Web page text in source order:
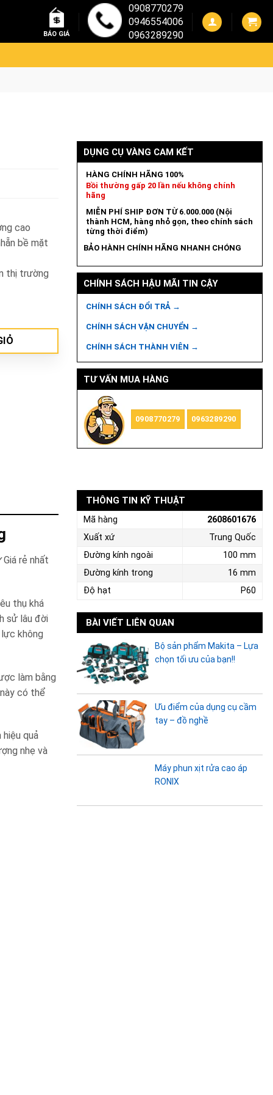
BÁO GIÁ
0908770279
0946554006
0963289290
cao
bề mặt
thị trường
DỤNG CỤ VÀNG CAM KẾT
HÀNG CHÍNH HÃNG 100%
Bồi thường gấp 20 lần nếu không chính
hãng
MIỄN PHÍ SHIP ĐƠN TỪ 6.000.000 (Nội
thành HCM, hàng nhỏ gọn, theo chính sách
từng thời điểm)
BẢO HÀNH CHÍNH HÃNG NHANH CHÓNG
CHÍNH SÁCH HẬU MÃI TIN CẬY
CHÍNH SÁCH ĐỔI TRẢ →
CHÍNH SÁCH VẬN CHUYỂN →
CHÍNH SÁCH THÀNH VIÊN →
TƯ VẤN MUA HÀNG
0908770279 0963289290
Giá rẻ nhất
thụ khá
sử lâu đời
không
làm bằng
có thể
quả
nhẹ và
THÔNG TIN KỸ THUẬT
Mã hàng
2608601676
Xuất xứ
Trung Quốc
Đường kính ngoài
100 mm
Đường kính trong
16 mm
Độ hạt
P60
BÀI VIẾT LIÊN QUAN
Bộ sản phẩm Makita – Lựa
chọn tối ưu của bạn!!
Ưu điểm của dụng cụ cầm
tay – đồ nghề
Máy phun xịt rửa cao áp
RONIX